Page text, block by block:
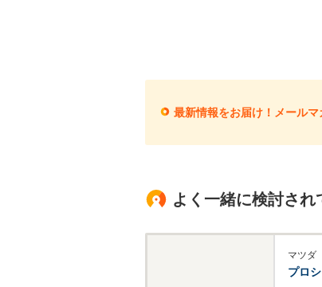
最新情報をお届け！メールマ
よく一緒に検討さ
マツダ
プロ